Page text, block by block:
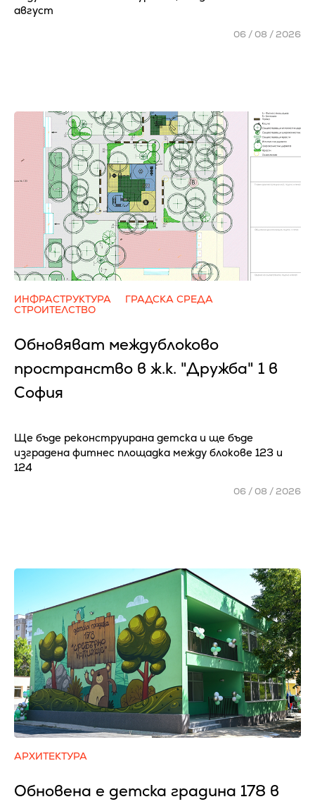
август
06 / 08 / 2026
ИНФРАСТРУКТУРА
ГРАДСКА СРЕДА
СТРОИТЕЛСТВО
Обновяват междублоково
пространство в ж.к. "Дружба" 1 в
София
Ще бъде реконструирана детска и ще бъде
изградена фитнес площадка между блокове 123 и
124
06 / 08 / 2026
АРХИТЕКТУРА
Обновена е детска градина 178 в